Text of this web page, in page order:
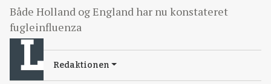
Både Holland og England har nu konstateret
fugleinfluenza
Redaktionen